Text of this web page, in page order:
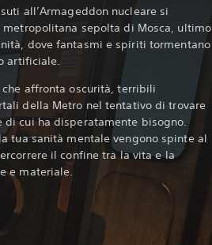
all’Armageddon nucleare si
sepolta di Mosca, ultimo
dove fantasmi e spiriti tormentano
artificiale.
affronta oscurità, terribili
della Metro nel tentativo di trovare
di cui ha disperatamente bisogno.
tua sanità mentale vengono spinte al
il confine tra la vita e la
e materiale.